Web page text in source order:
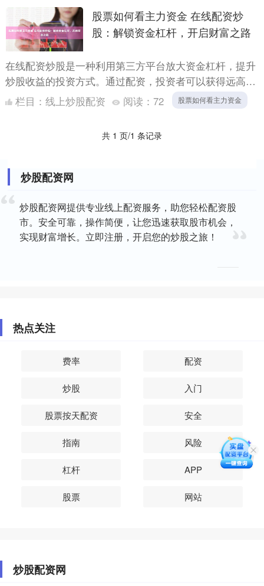
股票如何看主力资金 在线配资炒
股：解锁资金杠杆，开启财富之路
在线配资炒股是一种利用第三方平台放大资金杠杆，提升
炒股收益的投资方式。通过配资，投资者可以获得远高于
自有资金的资金，从而增加获利空间。 非公开发行是指
上市公司向....
栏目： 线上炒股配资 阅读： 72 股票如何看主力资金
共 1 页/1 条记录
炒股配资网
炒股配资网提供专业线上配资服务，助您轻松配资股
市。安全可靠，操作简便，让您迅速获取股市机会，
实现财富增长。立即注册，开启您的炒股之旅！
热点关注
费率 配资
炒股 入门
股票按天配资 安全
指南 风险
杠杆 APP
股票 网站
炒股配资网